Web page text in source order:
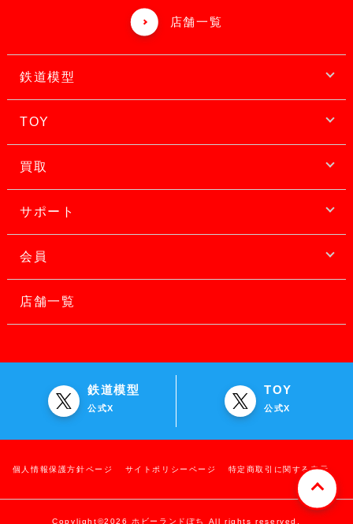
店舗一覧
鉄道模型
TOY
買取
サポート
会員
店舗一覧
鉄道模型
公式X
TOY
公式X
個人情報保護方針ページ サイトポリシーページ 特定商取引に関する表示
Copylight©2026 ホビーランドぽち All rights reserved.